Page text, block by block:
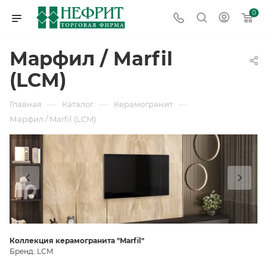
0
Марфил / Marfil
(LCM)
Главная — Каталог — Керамогранит —
Марфил / Marfil (LCM)
Коллекция керамогранита "Marfil "
Бренд: LCM